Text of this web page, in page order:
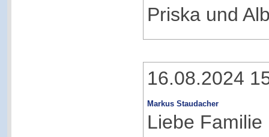
Priska und
16.08.2024
Markus Staudacher
Liebe Familie